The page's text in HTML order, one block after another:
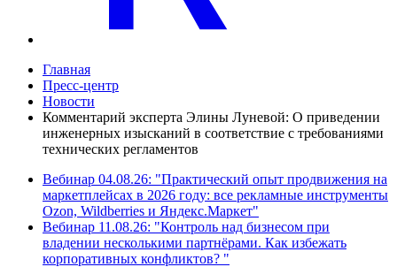
Главная
Пресс-центр
Новости
Комментарий эксперта Элины Луневой: О приведении
инженерных изысканий в соответствие с требованиями
технических регламентов
Вебинар 04.08.26: "Практический опыт продвижения на
маркетплейсах в 2026 году: все рекламные инструменты
Ozon, Wildberries и Яндекс.Маркет"
Вебинар 11.08.26: "Контроль над бизнесом при
владении несколькими партнёрами. Как избежать
корпоративных конфликтов? "